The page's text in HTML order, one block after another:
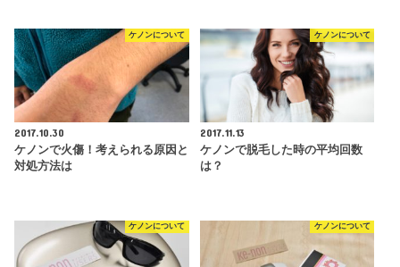
ケノンについて
2017.10.30
ケノンで火傷！考えられる原因と
対処方法は
ケノンについて
2017.11.13
ケノンで脱毛した時の平均回数
は？
ケノンについて ケノンについて